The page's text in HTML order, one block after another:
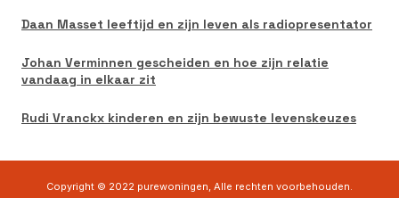
Daan Masset leeftijd en zijn leven als radiopresentator
Johan Verminnen gescheiden en hoe zijn relatie
vandaag in elkaar zit
Rudi Vranckx kinderen en zijn bewuste levenskeuzes
Copyright © 2022 purewoningen, Alle rechten voorbehouden.